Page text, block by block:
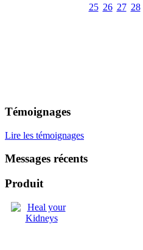
25 26 27 28
Témoignages
Lire les témoignages
Messages récents
Produit